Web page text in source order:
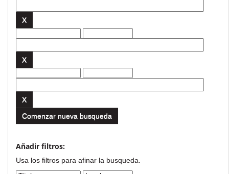
Comenzar nueva busqueda
Añadir filtros:
Usa los filtros para afinar la busqueda.